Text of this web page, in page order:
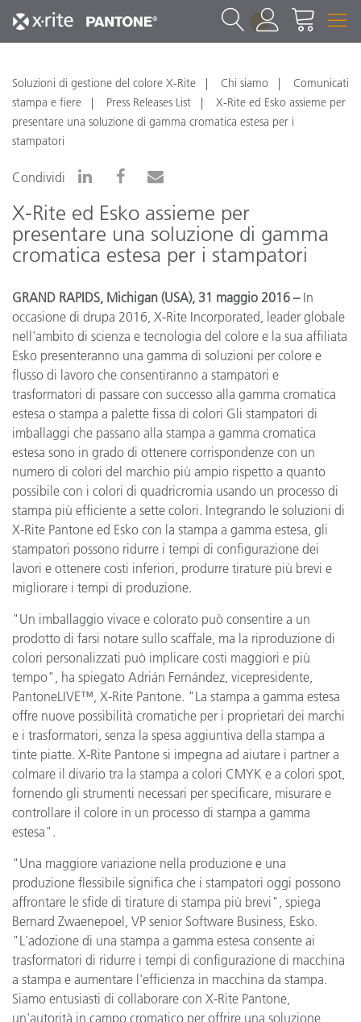
1
Soluzioni di gestione del colore X-Rite Chi siamo
Comunicati
stampa e fiere
Press Releases List
X-Rite ed Esko assieme per
presentare una soluzione di gamma cromatica estesa per i
stampatori
Condividi
X-Rite ed Esko assieme per
presentare una soluzione di gamma
cromatica estesa per i stampatori
GRAND RAPIDS, Michigan (USA), 31 maggio 2016 –In
occasione di drupa 2016, X-Rite Incorporated, leader globale
nell'ambito di scienza e tecnologia del colore e la sua affiliata
Esko presenteranno una gamma di soluzioni per colore e
flusso di lavoro che consentiranno a stampatori e
trasformatori di passare con successo alla gamma cromatica
estesa o stampa a palette fissa di colori Gli stampatori di
imballaggi che passano alla stampa a gamma cromatica
estesa sono in grado di ottenere corrispondenze con un
numero di colori del marchio più ampio rispetto a quanto
possibile con i colori di quadricromia usando un processo di
stampa più efficiente a sette colori. Integrando le soluzioni di
X-Rite Pantone ed Esko con la stampa a gamma estesa, gli
stampatori possono ridurre i tempi di configurazione dei
lavori e ottenere costi inferiori, produrre tirature più brevi e
migliorare i tempi di produzione.
"Un imballaggio vivace e colorato può consentire a un
prodotto di farsi notare sullo scaffale, ma la riproduzione di
colori personalizzati può implicare costi maggiori e più
tempo", ha spiegato Adrián Fernández, vicepresidente,
PantoneLIVE™, X-Rite Pantone. "La stampa a gamma estesa
offre nuove possibilità cromatiche per i proprietari dei marchi
e i trasformatori, senza la spesa aggiuntiva della stampa a
tinte piatte. X-Rite Pantone si impegna ad aiutare i partner a
colmare il divario tra la stampa a colori CMYK e a colori spot,
fornendo gli strumenti necessari per specificare, misurare e
controllare il colore in un processo di stampa a gamma
estesa".
"Una maggiore variazione nella produzione e una
produzione flessibile significa che i stampatori oggi possono
affrontare le sfide di tirature di stampa più brevi", spiega
Bernard Zwaenepoel, VP senior Software Business, Esko.
"L'adozione di una stampa a gamma estesa consente ai
trasformatori di ridurre i tempi di configurazione di macchina
a stampa e aumentare l'efficienza in macchina da stampa.
Siamo entusiasti di collaborare con X-Rite Pantone,
un'autorità in campo cromatico per offrire una soluzione